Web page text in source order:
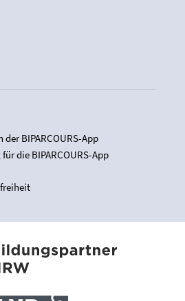
BIPARCOURS-App
die BIPARCOURS-App